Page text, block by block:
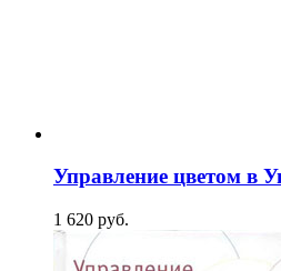
Управление цветом в
1 620 pуб.